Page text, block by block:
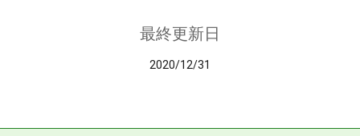
最終更新日
2020/12/31